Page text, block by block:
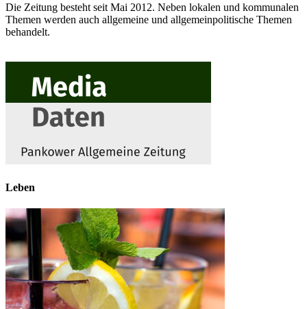
Die Zeitung besteht seit Mai 2012. Neben lokalen und kommunalen
Themen werden auch allgemeine und allgemeinpolitische Themen
behandelt.
Leben